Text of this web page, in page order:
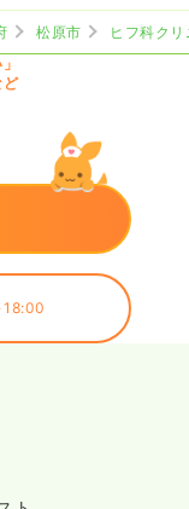
松原市
ヒフ科ク
ど
18:00